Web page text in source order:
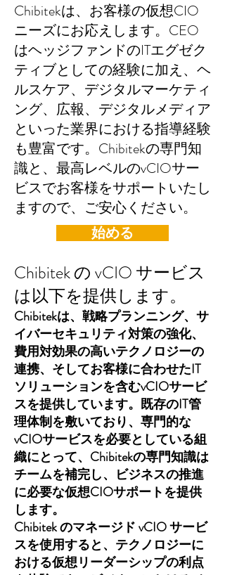
Chibitekは、お客様の仮想CIO
ニーズにお応えします。CEO
はヘッジファンドのITエグゼク
ティブとしての経験に加え、ヘ
ルスケア、デジタルマーケティ
ング、広報、デジタルメディア
といった業界における指導経験
も豊富です。Chibitekの専門知
識と、最高レベルのvCIOサー
ビスでお客様をサポートいたし
ますので、ご安心ください。
始める
Chibitek の vCIO サービス
は以下を提供します。
Chibitekは、戦略プランニング、サ
イバーセキュリティ対策の強化、
費用対効果の高いテクノロジーの
連携、そしてお客様に合わせたIT
ソリューションを含むvCIOサービ
スを提供しています。既存のIT管
理体制を敷いており、専門的な
vCIOサービスを必要としている組
織にとって、Chibitekの専門知識は
チームを補完し、ビジネスの推進
に必要な仮想CIOサポートを提供
します。
Chibitek のマネージド vCIO サービ
スを使用すると、テクノロジーに
おける仮想リーダーシップの利点